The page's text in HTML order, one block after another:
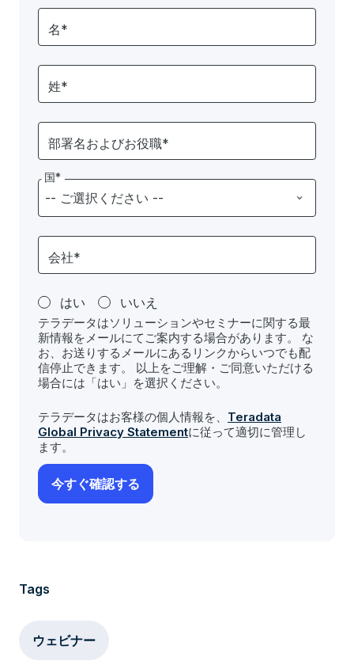
名*
姓*
部署名およびお役職*
国*
会社*
はい いいえ
テラデータはソリューションやセミナーに関する最
新情報をメールにてご案内する場合があります。 な
お、お送りするメールにあるリンクからいつでも配
信停止できます。 以上をご理解・ご同意いただける
場合には「はい」を選択ください。
テラデータはお客様の個人情報を、 Teradata
Global Privacy Statementに従って適切に管理し
ます。
Tags
ウェビナー